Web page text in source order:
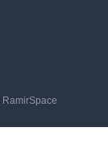
RamirSpace